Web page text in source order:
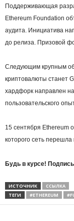
Поддерживающая
Ethereum Foundation
аудита. Инициатива
до релиза. Призовой
Следующим крупным
криптовалюты станет
хардфорк направлен
пользовательского
15 сентября Ethereum
которого сеть
Будь в курсе!
ИСТОЧНИК
ССЫЛКА
ТЕГИ
#ETHEREUM